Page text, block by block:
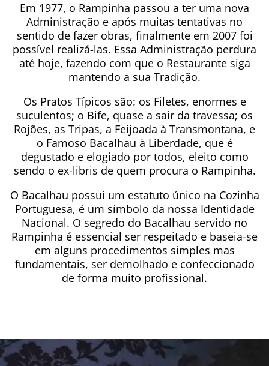
Em 1977, o Rampinha passou a ter uma nova
Administração e após muitas tentativas no
sentido de fazer obras, finalmente em 2007 foi
possível realizá-las. Essa Administração perdura
até hoje, fazendo com que o Restaurante siga
mantendo a sua Tradição.
Os Pratos Típicos são: os Filetes, enormes e
suculentos; o Bife, quase a sair da travessa; os
Rojões, as Tripas, a Feijoada à Transmontana, e
o Famoso Bacalhau à Liberdade, que é
degustado e elogiado por todos, eleito como
sendo o ex-libris de quem procura o Rampinha.
O Bacalhau possui um estatuto único na Cozinha
Portuguesa, é um símbolo da nossa Identidade
Nacional. O segredo do Bacalhau servido no
Rampinha é essencial ser respeitado e baseia-se
em alguns procedimentos simples mas
fundamentais, ser demolhado e confeccionado
de forma muito profissional.